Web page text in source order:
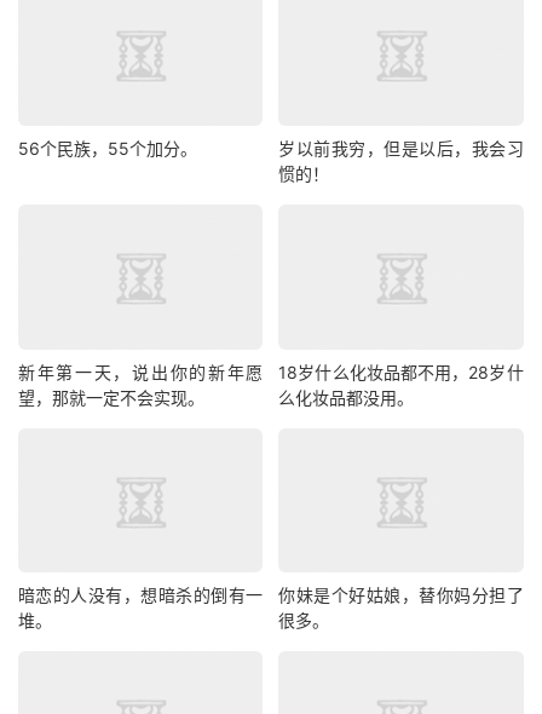
56个民族，55个加分。
岁以前我穷，但是以后，我会习
惯的！
新年第一天，说出你的新年愿
望，那就一定不会实现。
18岁什么化妆品都不用，28岁什
么化妆品都没用。
暗恋的人没有，想暗杀的倒有一
堆。
你妹是个好姑娘，替你妈分担了
很多。